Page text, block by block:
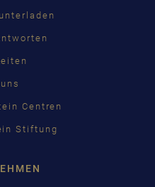
Centren
Stiftung